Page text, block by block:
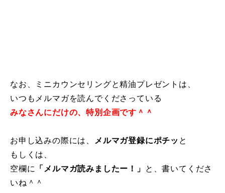
なお、ミニカウンセリングと精油プレゼントは、
いつもメルマガを読んでくださっている
みなさんにだけの、特別企画です＾＾
お申し込みの際には、 メルマガ登録にポチッ と
もしくは、
空欄に
「メルマガ読みましたー！」
と、書いてくださ
いね＾＾